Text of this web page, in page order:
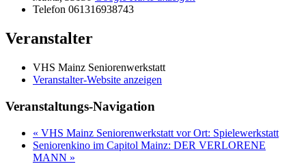
Telefon 061316938743
Veranstalter
VHS Mainz Seniorenwerkstatt
Veranstalter-Website anzeigen
Veranstaltungs-Navigation
« VHS Mainz Seniorenwerkstatt vor Ort: Spielewerkstatt
Seniorenkino im Capitol Mainz: DER VERLORENE
MANN »